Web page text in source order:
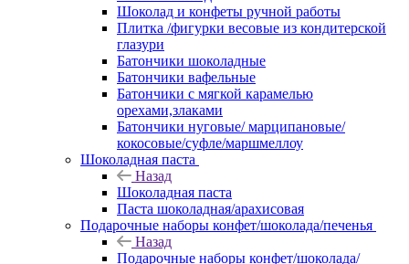
Шоколад и конфеты ручной работы
Плитка /фигурки весовые из кондитерской
глазури
Батончики шоколадные
Батончики вафельные
Батончики с мягкой карамелью
орехами,злаками
Батончики нуговые/ марципановые/
кокосовые/суфле/маршмеллоу
Шоколадная паста
Назад
Шоколадная паста
Паста шоколадная/арахисовая
Подарочные наборы конфет/шоколада/печенья
Назад
Подарочные наборы конфет/шоколада/